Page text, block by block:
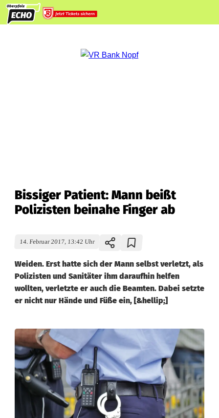
Bissiger Patient: Mann beißt
Polizisten beinahe Finger ab
14. Februar 2017, 13:42 Uhr
Weiden. Erst hatte sich der Mann selbst verletzt, als
Polizisten und Sanitäter ihm daraufhin helfen
wollten, verletzte er auch die Beamten. Dabei setzte
er nicht nur Hände und Füße ein, [&hellip;]